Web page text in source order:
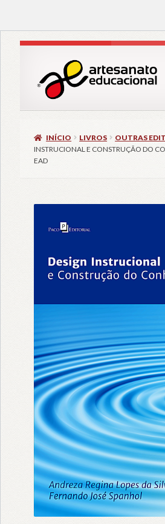
para
navegação
para
conteúdo
INÍCIO LIVROS OUTRAS
INSTRUCIONAL E CONSTRUÇÃO DO
EAD